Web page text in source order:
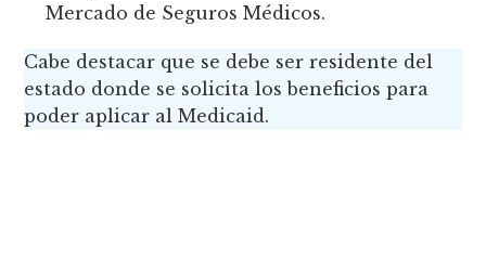
Mercado de Seguros Médicos.
Cabe destacar que se debe ser residente del
estado donde se solicita los beneficios para
poder aplicar al Medicaid.